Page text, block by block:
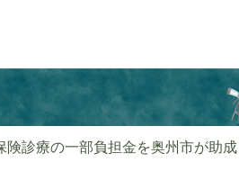
診療の一部負担金を奥州市が助成